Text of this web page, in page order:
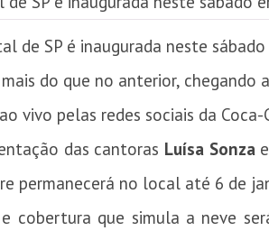
de SP é inaugurada neste
do que no anterior,
vivo pelas redes sociais da Coca-
das cantoras Luísa Sonza
permanecerá no local até 6 de
cobertura que simula a neve